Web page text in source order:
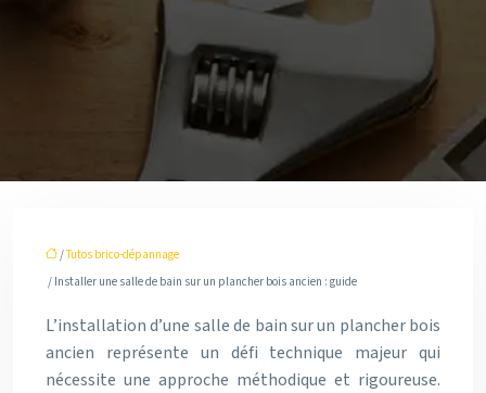
/Tutos brico-dépannage
/ Installer une salle de bain sur un plancher bois ancien : guide
L’installation d’une salle de bain sur un plancher bois
ancien représente un défi technique majeur qui
nécessite une approche méthodique et rigoureuse.